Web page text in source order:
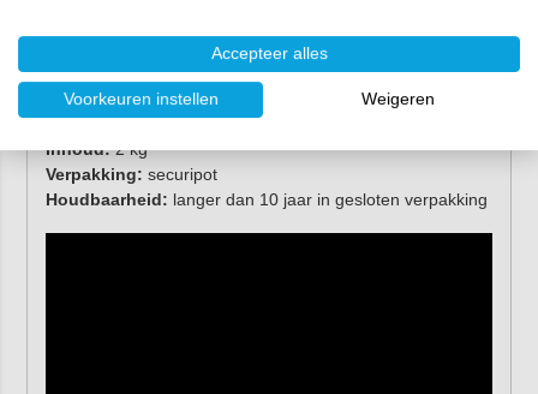
Transparante
0-1 % (minimale hoeveelheid)
Kleuren:RAL-kleuren
Inhoud:2 kg
Verpakking: securipot
Houdbaarheid: langer dan 10 jaar in gesloten verpakking
Accepteer alles
Voorkeuren instellen Weigeren